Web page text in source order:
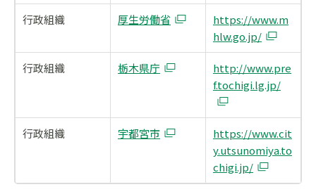
行政組織 厚生労働省
https://www.m
hlw.go.jp/
行政組織 栃木県庁
http://www.pre
f.tochigi.lg.jp/
行政組織 宇都宮市
https://www.cit
y.utsunomiya.to
chigi.jp/